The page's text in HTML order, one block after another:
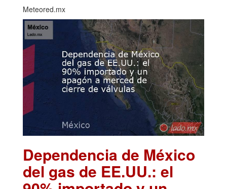
Meteored.mx
Dependencia de México
del gas de EE.UU.: el